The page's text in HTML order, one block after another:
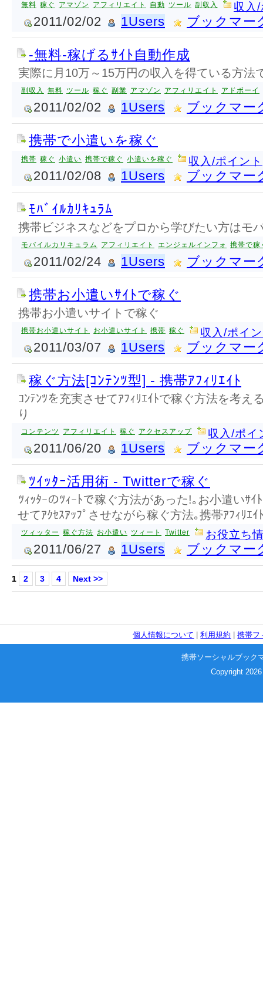
無料 稼ぐ アマゾン アフィリエイト 自動 ツール 副収入 収入
2011/02/02 1Users ブックマー
-無料-稼げるｻｲﾄ自動作成
実際に月10万～15万円の収入を得ている方法
副収入 無料 ツール 稼ぐ 副業 アマゾン アフィリエイト アドボーイ
2011/02/02 1Users ブックマー
携帯で小遣いを稼ぐ
携帯 稼ぐ 小遣い 携帯で稼ぐ 小遣いを稼ぐ 収入/ポイント
2011/02/08 1Users ブックマー
ﾓﾊﾞｲﾙｶﾘｷｭﾗﾑ
携帯ビジネスなどをプロから学びたい方はモ
モバイルカリキュラム アフィリエイト エンジェルインフォ 携帯で稼
2011/02/24 1Users ブックマー
携帯お小遣いｻｲﾄで稼ぐ
携帯お小遣いサイトで稼ぐ
携帯お小遣いサイト お小遣いサイト 携帯 稼ぐ 収入/ポイ
2011/03/07 1Users ブックマー
稼ぐ方法[ｺﾝﾃﾝﾂ型] - 携帯ｱﾌｨﾘｴｲﾄ
ｺﾝﾃﾝﾂを充実させてｱﾌｨﾘｴｲﾄで稼ぐ方法を考え
り
コンテンツ アフィリエイト 稼ぐ アクセスアップ 収入/ポイ
2011/06/20 1Users ブックマー
ﾂｲｯﾀｰ活用術 - Twitterで稼ぐ
ﾂｨｯﾀｰのﾂｨｰﾄで稼ぐ方法があった!｡お小遣いｻ
せてｱｸｾｽｱｯﾌﾟさせながら稼ぐ方法｡携帯ｱﾌｨﾘｴｲ
ツィッター 稼ぐ方法 お小遣い ツィート Twitter お役立ち
2011/06/27 1Users ブックマー
1 2 3 4 Next >>
個人情報について |利用規約 |携帯フ
携帯ソーシャルブック
Copyright